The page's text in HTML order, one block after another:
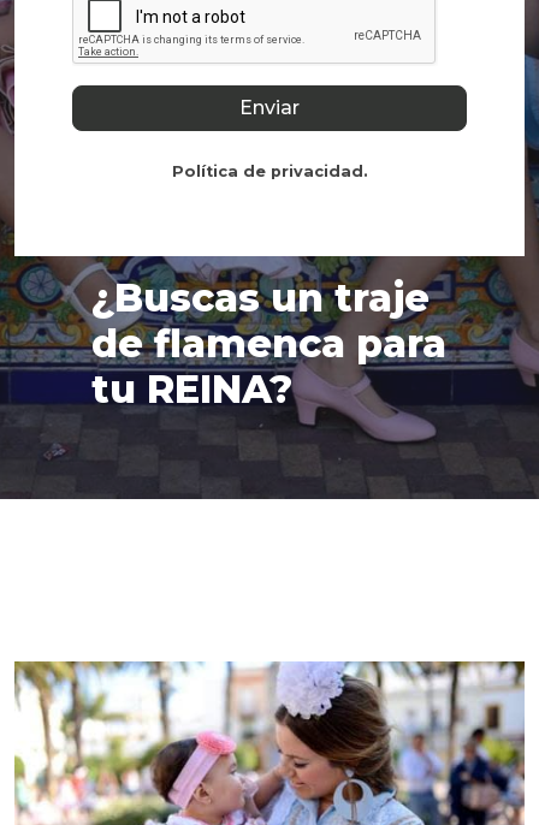
¿Buscas un traje
de flamenca para
tu REINA?
Enviar
Política de privacidad .